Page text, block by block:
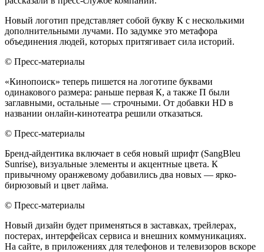
Новый логотип представляет собой букву К с несколькими
дополнительными лучами. По задумке это метафора
объединения людей, которых притягивает сила историй.
© Пресс-материалы
«Кинопоиск» теперь пишется на логотипе буквами
одинакового размера: раньше первая К, а также П были
заглавными, остальные — строчными. От добавки HD в
названии онлайн-кинотеатра решили отказаться.
© Пресс-материалы
Бренд-айдентика включает в себя новый шрифт (SangBleu
Sunrise), визуальные элементы и акцентные цвета. К
привычному оранжевому добавились два новых — ярко-
бирюзовый и цвет лайма.
© Пресс-материалы
Новый дизайн будет применяться в заставках, трейлерах,
постерах, интерфейсах сервиса и внешних коммуникациях.
На сайте, в приложениях для телефонов и телевизоров вскоре